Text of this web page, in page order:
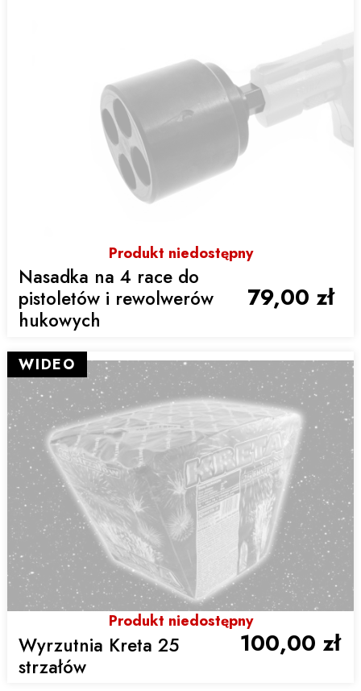
Produkt niedostępny
Nasadka na 4 race do
pistoletów i rewolwerów
hukowych
79,00 zł
Produkt niedostępny
Wyrzutnia Kreta 25
strzałów
100,00 zł
WIDEO